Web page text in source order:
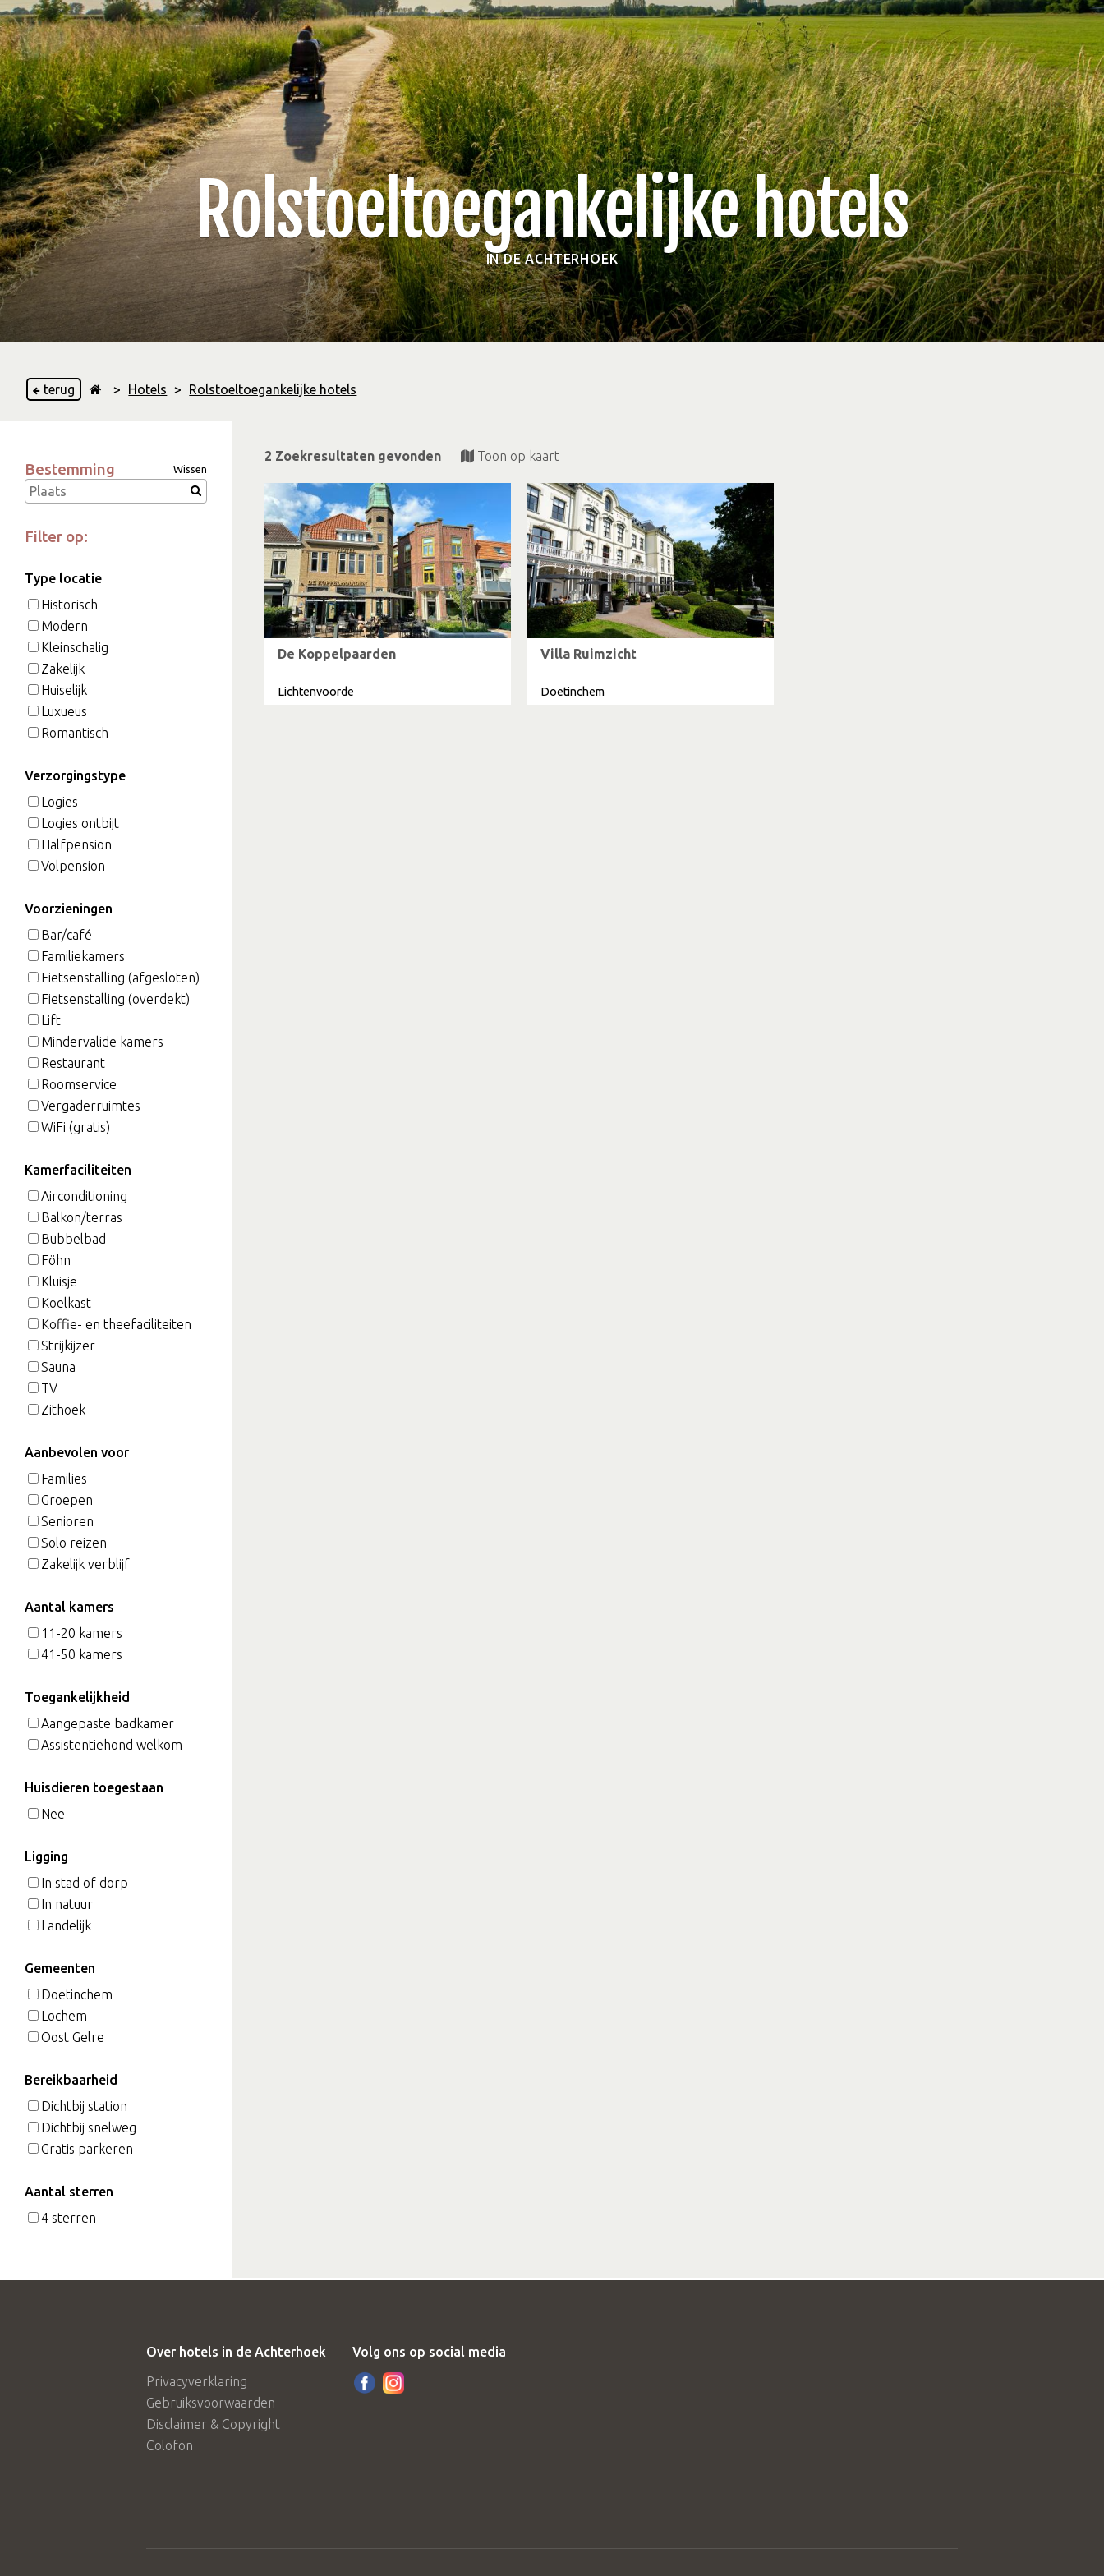
Rolstoeltoegankelijke hotels
IN DE ACHTERHOEK
terug > Hotels > Rolstoeltoegankelijke hotels
Bestemming Wissen
Filter op:
Type locatie
Historisch
Modern
Kleinschalig
Zakelijk
Huiselijk
Luxueus
Romantisch
Verzorgingstype
Logies
Logies ontbijt
Halfpension
Volpension
Voorzieningen
Bar/café
Familiekamers
Fietsenstalling (afgesloten)
Fietsenstalling (overdekt)
Lift
Mindervalide kamers
Restaurant
Roomservice
Vergaderruimtes
WiFi (gratis)
Kamerfaciliteiten
Airconditioning
Balkon/terras
Bubbelbad
Föhn
Kluisje
Koelkast
Koffie- en theefaciliteiten
Strijkijzer
Sauna
TV
Zithoek
Aanbevolen voor
Families
Groepen
Senioren
Solo reizen
Zakelijk verblijf
Aantal kamers
11-20 kamers
41-50 kamers
Toegankelijkheid
Aangepaste badkamer
Assistentiehond welkom
Huisdieren toegestaan
Nee
Ligging
In stad of dorp
In natuur
Landelijk
Gemeenten
Doetinchem
Lochem
Oost Gelre
Bereikbaarheid
Dichtbij station
Dichtbij snelweg
Gratis parkeren
Aantal sterren
4 sterren
2 Zoekresultaten gevonden Toon op kaart
De Koppelpaarden
Lichtenvoorde
Villa Ruimzicht
Doetinchem
Over hotels in de Achterhoek
Privacyverklaring
Gebruiksvoorwaarden
Disclaimer & Copyright
Colofon
Volg ons op social media